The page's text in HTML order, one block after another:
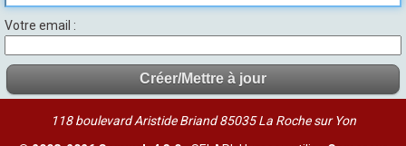
Votre email
118 boulevard Aristide Briand 85035 La Roche sur Yon